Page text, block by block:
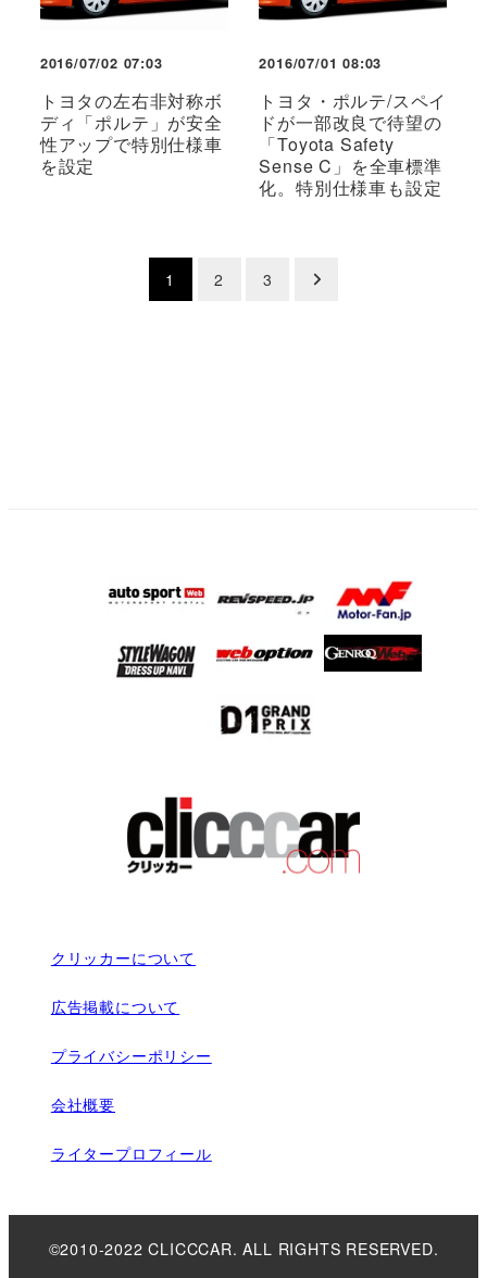
2016/07/02 07:03
トヨタの左右非対称ボ
ディ「ポルテ」が安全
性アップで特別仕様車
を設定
2016/07/01 08:03
トヨタ・ポルテ/スペイ
ドが一部改良で待望の
「Toyota Safety
Sense C」を全車標準
化。特別仕様車も設定
1 2 3
クリッカーについて
広告掲載について
プライバシーポリシー
会社概要
ライタープロフィール
©2010-2022 CLICCCAR. ALL RIGHTS RESERVED.